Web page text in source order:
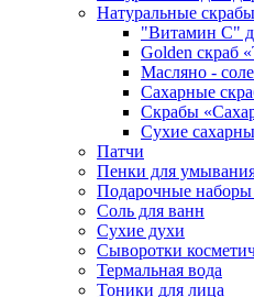
Натуральные скрабы
"Витамин С"
Golden скраб
Масляно -
Сахарные
Скрабы
Сухие
Патчи
Пенки для
Подарочные наборы
Соль для ванн
Сухие духи
Сыворотки
Термальная вода
Тоники для лица